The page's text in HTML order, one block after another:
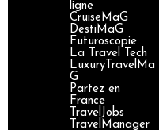
ligne
CruiseMaG
DestiMaG
Futuroscopie
La Travel Tech
LuxuryTravelMa
G
Partez en
France
TravelJobs
TravelManager